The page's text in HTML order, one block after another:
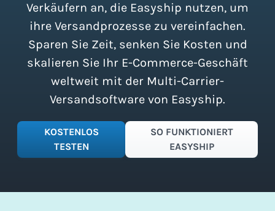
Verkäufern an, die Easyship nutzen, um
ihre Versandprozesse zu vereinfachen.
Sparen Sie Zeit, senken Sie Kosten und
skalieren Sie Ihr E-Commerce-Geschäft
weltweit mit der Multi-Carrier-
Versandsoftware von Easyship.
KOSTENLOS
TESTEN
SO FUNKTIONIERT
EASYSHIP